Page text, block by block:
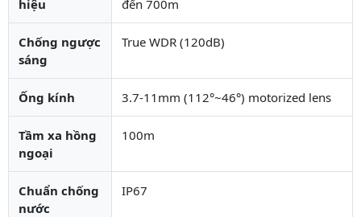
hiệu
đến 700m
Chống ngược
sáng
True WDR (120dB)
Ống kính 3.7-11mm (112°~46°) motorized lens
Tầm xa hồng
ngoại
100m
Chuẩn chống
nước
IP67